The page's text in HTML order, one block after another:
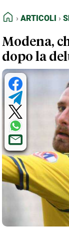
FEED RSS
TERMINI e
HOME
ARTICOLI
Modena,
dopo la